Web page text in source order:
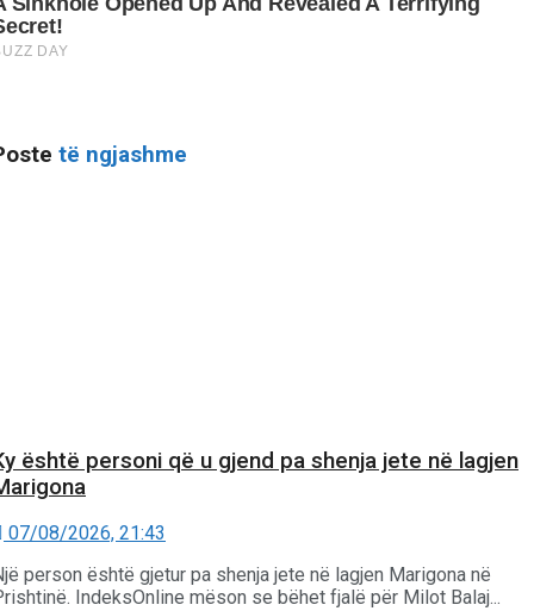
të ngjashme
është personi që u gjend pa shenja jete në lagjen
07/08/2026, 21:43
person është gjetur pa shenja jete në lagjen Marigona në
IndeksOnline mëson se bëhet fjalë për Milot Balaj...